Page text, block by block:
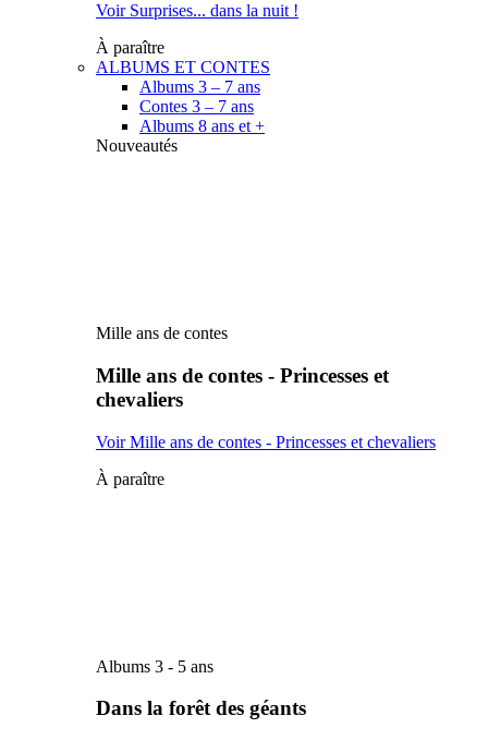
Voir Surprises... dans la nuit !
À paraître
ALBUMS ET CONTES
Albums 3 – 7 ans
Contes 3 – 7 ans
Albums 8 ans et +
Nouveautés
Mille ans de contes
Mille ans de contes - Princesses et
chevaliers
Voir Mille ans de contes - Princesses et chevaliers
À paraître
Albums 3 - 5 ans
Dans la forêt des géants